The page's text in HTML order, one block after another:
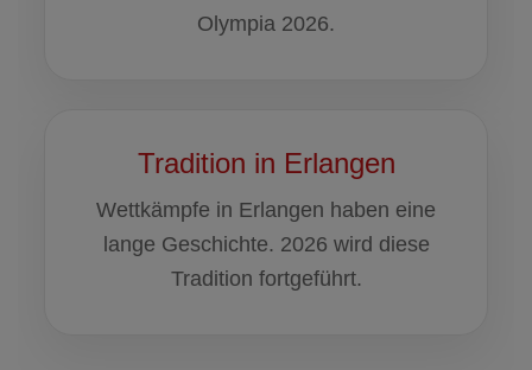
Olympia 2026.
Tradition in Erlangen
Wettkämpfe in Erlangen haben eine
lange Geschichte. 2026 wird diese
Tradition fortgeführt.